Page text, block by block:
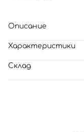
Описание
Характеристики
Склад